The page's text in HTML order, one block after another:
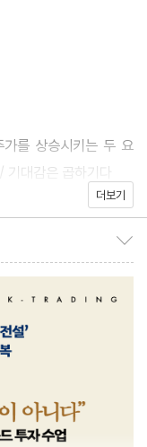
자 가이드로 손꼽히
누적 수익 300억 원
일으켰던 ‘개미의 전
장까지, 롤러코스터 같
수익을 지속적으로 거
감했다. 『유목민의 투
기 위해 지금이야말로
때라고 단언한다.
’을 쓰기 위해 저자는
. 주식과 시장에 관한
’까지, 폭넓은 구성과
으로 올라설 수 있는
를 상승시키는 두 요
기대감은 곱하기다
분석과 기술적 분석 ·
중투자, 분산투자 · 퀀
더보기